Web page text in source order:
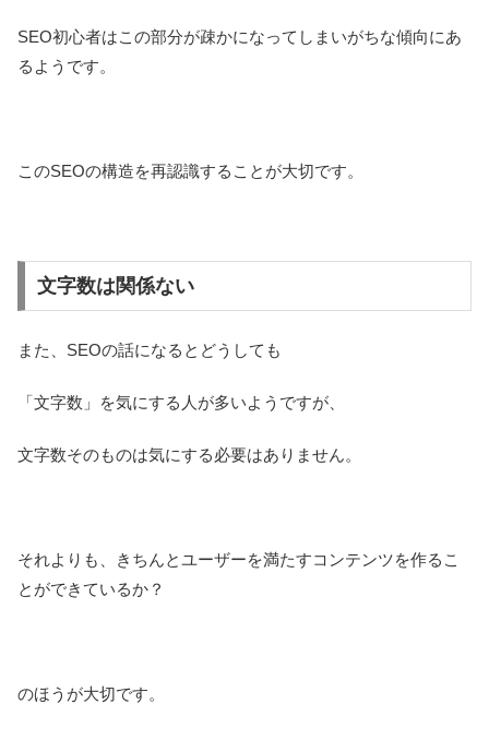
SEO初心者はこの部分が疎かになってしまいがちな傾向にあ
るようです。
このSEOの構造を再認識することが大切です。
文字数は関係ない
また、SEOの話になるとどうしても
「文字数」を気にする人が多いようですが、
文字数そのものは気にする必要はありません。
それよりも、きちんとユーザーを満たすコンテンツを作るこ
とができているか？
のほうが大切です。